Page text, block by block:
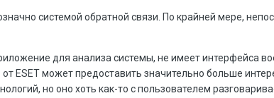
системой обратной связи. По крайней мере,
для анализа системы, не имеет интерфейса
ESET может предоставить значительно больше
но оно хоть как-то с пользователем